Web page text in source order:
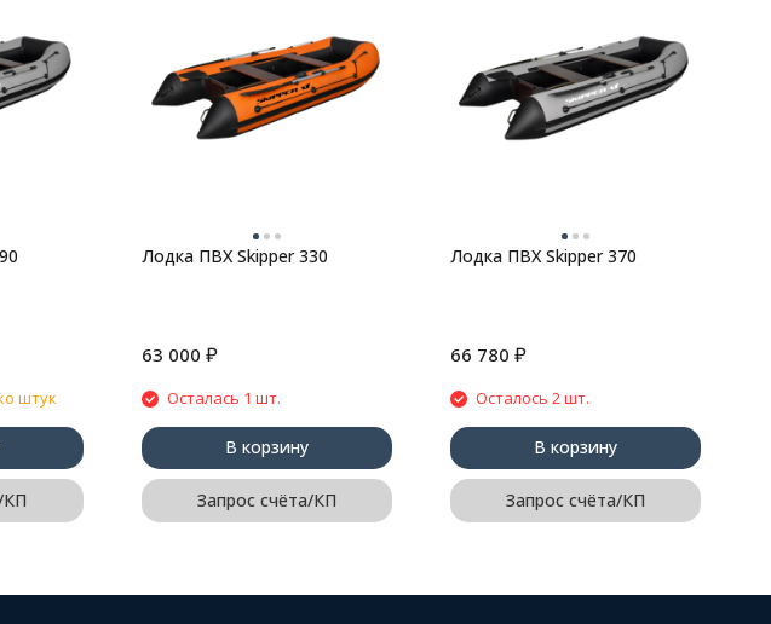
штук
КП
Лодка ПВХ Skipper 330
63 000 ₽
Осталась 1 шт.
В корзину
Запрос счёта/КП
Лодка ПВХ Skipper 370
66 780 ₽
Осталось 2 шт.
В корзину
Запрос счёта/КП